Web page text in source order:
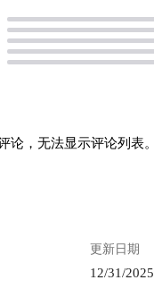
定时），它就
detail/cloud.laz
的服务器。这
界面上操作。
门）：** 就
论，无法显示评论列表
更新日期
12/31/2025